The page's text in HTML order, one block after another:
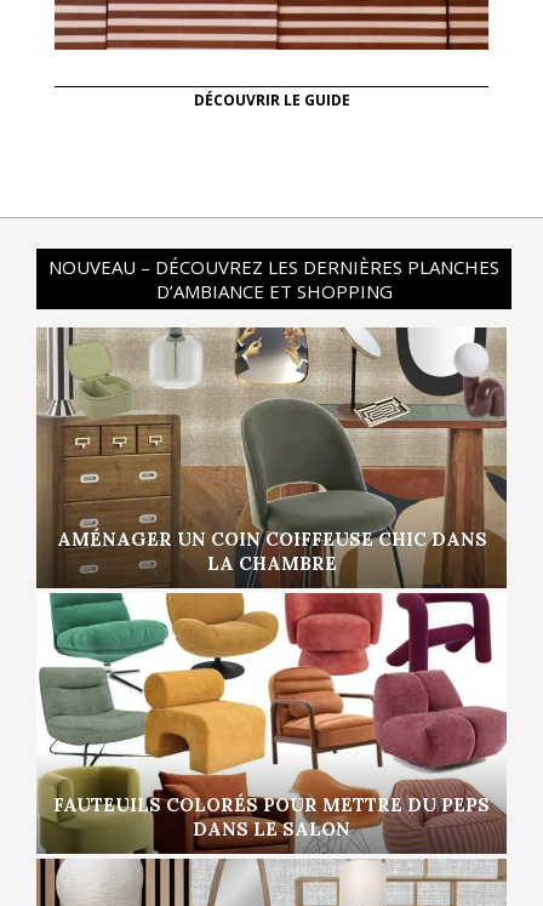
DÉCOUVRIR LE GUIDE
NOUVEAU – DÉCOUVREZ LES DERNIÈRES PLANCHES
D’AMBIANCE ET SHOPPING
AMÉNAGER UN COIN COIFFEUSE CHIC DANS
LA CHAMBRE
FAUTEUILS COLORÉS POUR METTRE DU PEPS
DANS LE SALON